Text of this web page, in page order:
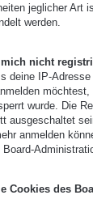
jeglicher Art
werden.
nicht
deine IP-Adresse
möchtest,
wurde. Die
ausgeschaltet
anmelden
Cookies des